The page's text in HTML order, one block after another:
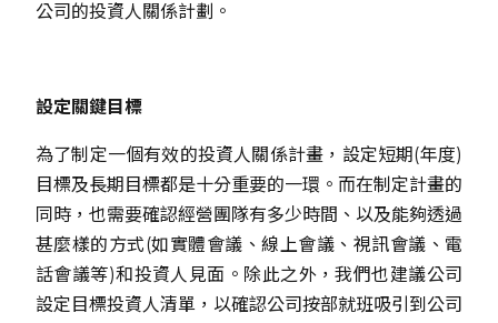
公司的投資人關係計劃。
設定關鍵目標
為了制定一個有效的投資人關係計畫，設定短期(年度)
目標及長期目標都是十分重要的一環。而在制定計畫的
同時，也需要確認經營團隊有多少時間、以及能夠透過
甚麼樣的方式(如實體會議、線上會議、視訊會議、電
話會議等)和投資人見面。除此之外，我們也建議公司
設定目標投資人清單，以確認公司按部就班吸引到公司